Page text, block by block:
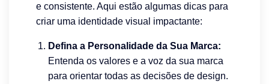
e consistente. Aqui estão algumas dicas para
criar uma identidade visual impactante:
Defina a Personalidade da Sua Marca:
Entenda os valores e a voz da sua marca
para orientar todas as decisões de design.